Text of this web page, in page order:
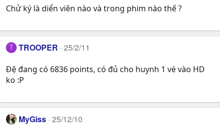
Chử ký là diển viên nào và trong phim nào thế ?
T TROOPER 25/2/11
Đệ đang có 6836 points, có đủ cho huynh 1 vé vào HD
ko :P
MyGiss 25/12/10